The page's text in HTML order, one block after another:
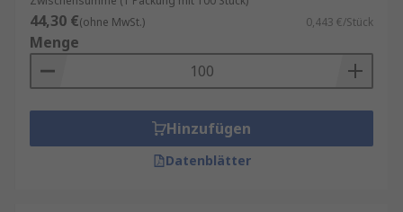
44,30 €(ohne MwSt.) 0,443 €/Stück
Menge
Hinzufügen
Datenblätter